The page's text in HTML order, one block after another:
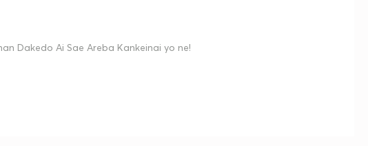
Dakedo Ai Sae Areba Kankeinai yo ne!